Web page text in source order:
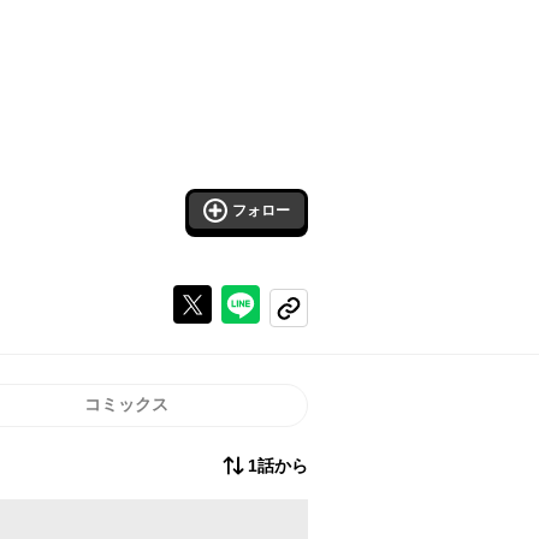
フォロー
Xで投稿するラインでシェアする
コピーする
コミックス
1話から